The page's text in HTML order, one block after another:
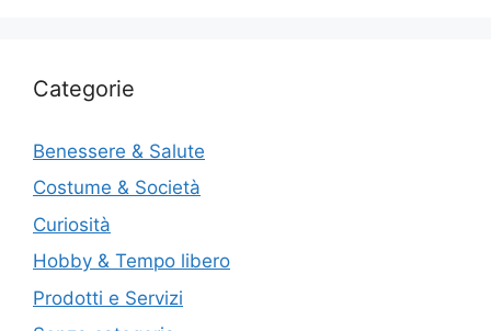
Categorie
Benessere & Salute
Costume & Società
Curiosità
Hobby & Tempo libero
Prodotti e Servizi